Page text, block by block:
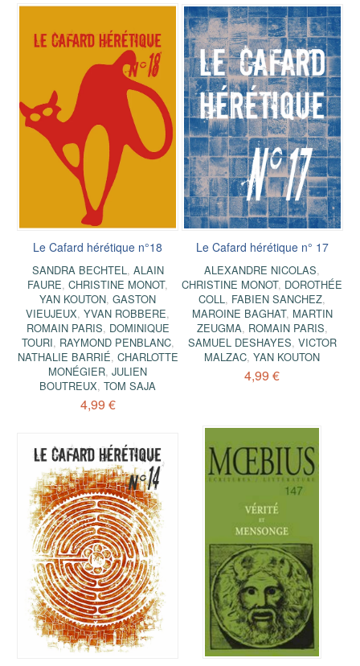
Le Cafard hérétique n°18
SANDRA BECHTEL, ALAIN
FAURE,CHRISTINE MONOT,
YAN KOUTON,GASTON
VIEUJEUX,YVAN ROBBERE,
ROMAIN PARIS, DOMINIQUE
TOURI, RAYMOND PENBLANC,
NATHALIE BARRIÉ, CHARLOTTE
MONÉGIER,JULIEN
BOUTREUX,TOM SAJA
4,99 €
Le Cafard hérétique n° 17
ALEXANDRE NICOLAS,
CHRISTINE MONOT, DOROTHÉE
COLL, FABIEN SANCHEZ,
MAROINE BAGHAT, MARTIN
ZEUGMA, ROMAIN PARIS,
SAMUEL DESHAYES, VICTOR
MALZAC,YAN KOUTON
4,99 €